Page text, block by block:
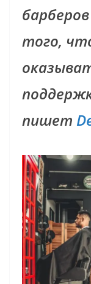
того,
пишет